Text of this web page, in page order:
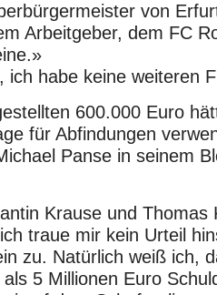
von
Arbeitgeber, dem FC
ich habe keine weiteren
600.000 Euro
für Abfindungen
Panse in seinem
Krause und Thomas
traue mir kein Urteil
zu. Natürlich weiß ich,
5 Millionen Euro